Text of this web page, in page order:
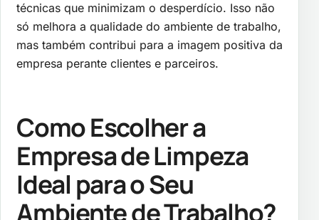
técnicas que minimizam o desperdício. Isso não
só melhora a qualidade do ambiente de trabalho,
mas também contribui para a imagem positiva da
empresa perante clientes e parceiros.
Como Escolher a
Empresa de Limpeza
Ideal para o Seu
Ambiente de Trabalho?